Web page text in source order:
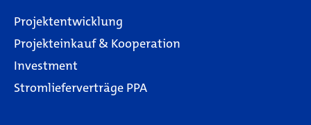
Projektentwicklung
Projekteinkauf & Kooperation
Investment
Stromlieferverträge PPA